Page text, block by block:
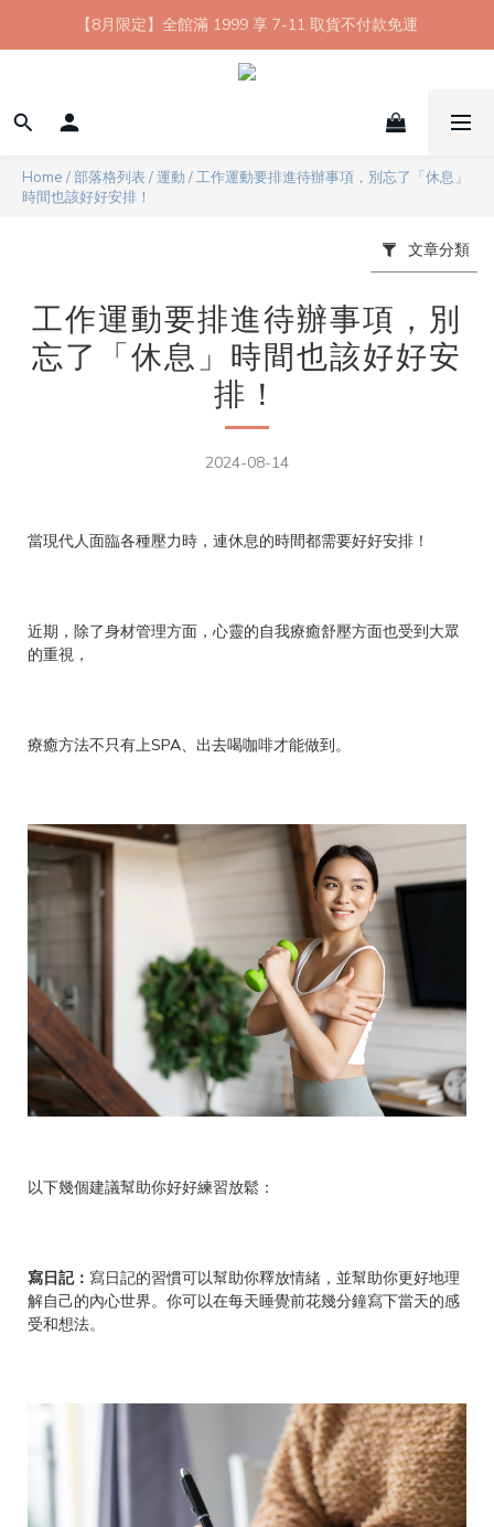
【8月限定】全館滿 1999 享 7-11 取貨不付款免運
【8月限定】全館滿 1999 享 7-11 取貨不付款免運
七夕情人節💘任選 A+B 限時優惠 $1314 元
新會員首購 7-11 店到店免運 點我成為HYPHY Girl
【8月限定】全館滿 1999 享 7-11 取貨不付款免運
Home /部落格列表 /運動 / 工作運動要排進待辦事項，別忘了「休息」
時間也該好好安排！
文章分類
工作運動要排進待辦事項，別
忘了「休息」時間也該好好安
排！
2024-08-14
當現代人面臨各種壓力時，連休息的時間都需要好好安排！
近期，除了身材管理方面，心靈的自我療癒舒壓方面也受到大眾
的重視，
療癒方法不只有上SPA、出去喝咖啡才能做到。
以下幾個建議幫助你好好練習放鬆：
寫日記： 寫日記的習慣可以幫助你釋放情緒，並幫助你更好地理
解自己的內心世界。你可以在每天睡覺前花幾分鐘寫下當天的感
受和想法。